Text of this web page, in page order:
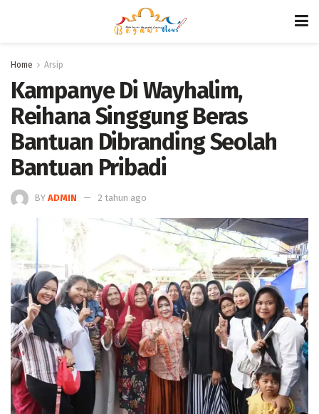
Home Arsip
Kampanye Di Wayhalim,
Reihana Singgung Beras
Bantuan Dibranding Seolah
Bantuan Pribadi
BY ADMIN 2 tahun ago